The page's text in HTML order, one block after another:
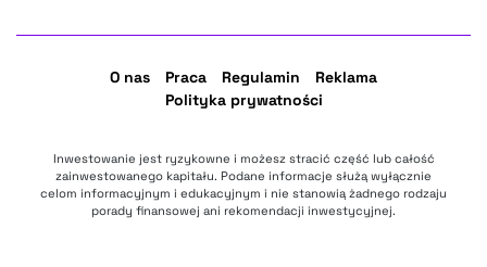
O nas Praca Regulamin
Reklama
Polityka prywatności
Inwestowanie jest ryzykowne i możesz stracić część lub całość
zainwestowanego kapitału. Podane informacje służą wyłącznie
celom informacyjnym i edukacyjnym i nie stanowią żadnego rodzaju
porady finansowej ani rekomendacji inwestycyjnej.